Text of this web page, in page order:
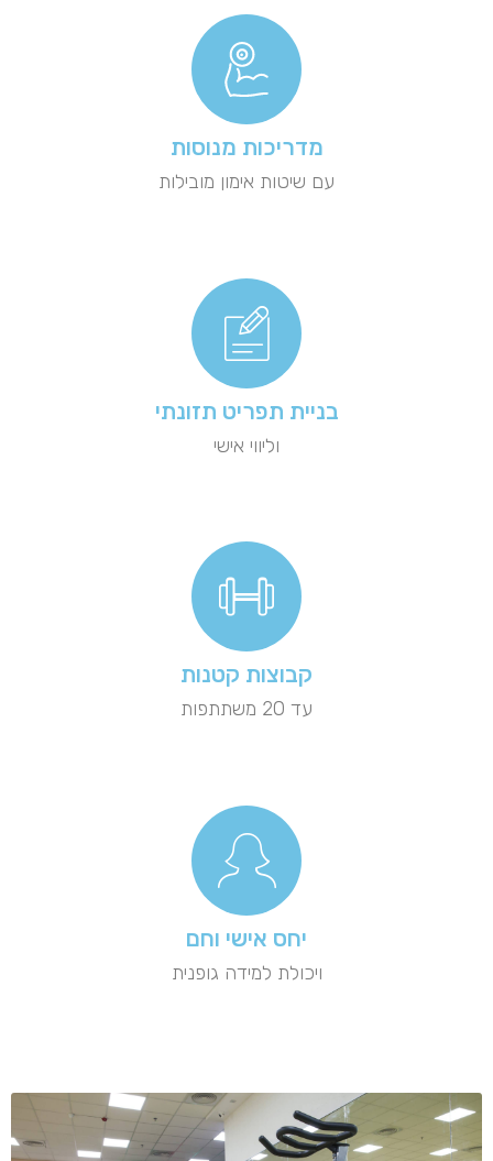
מדריכות מנוסות
עם שיטות אימון מובילות
בניית תפריט תזונתי
וליווי אישי
קבוצות קטנות
עד 20 משתתפות
יחס אישי וחם
ויכולת למידה גופנית